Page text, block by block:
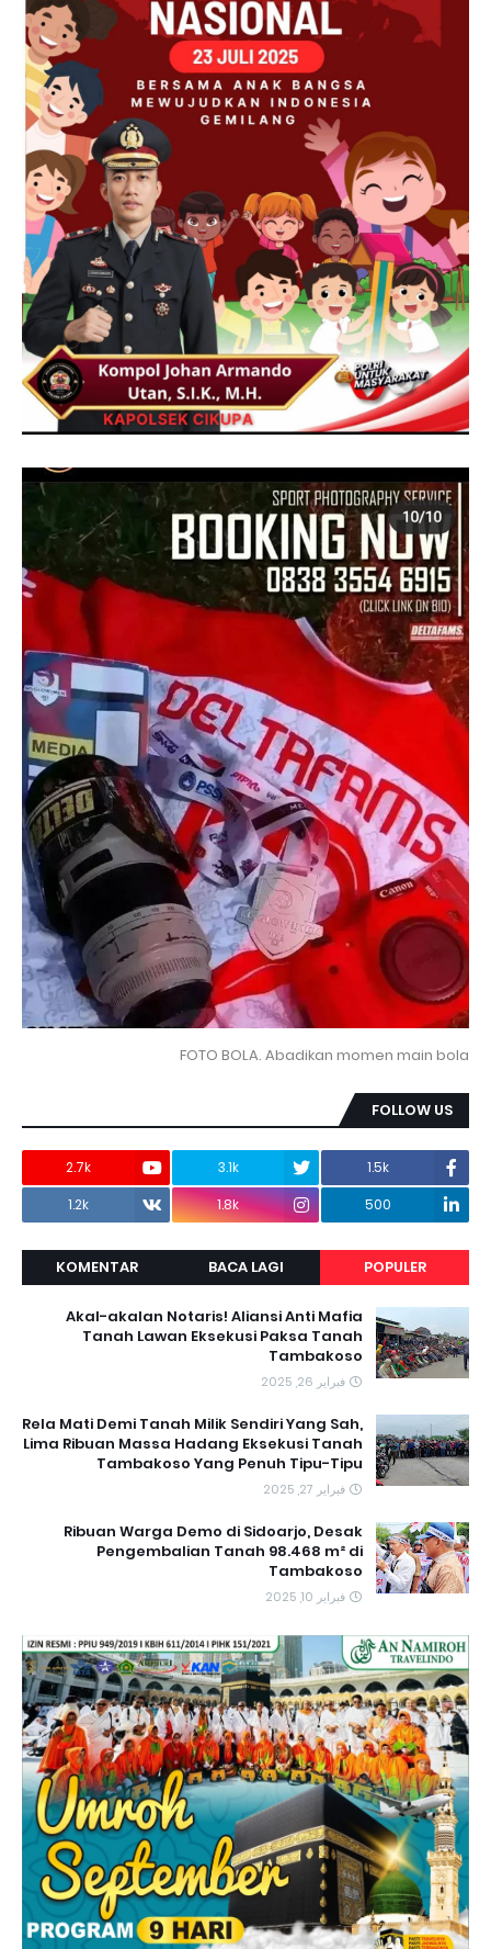
FOTO BOLA. Abadikan momen main bola
FOLLOW US
1.5k
3.1k
2.7k
500
1.8k
1.2k
POPULER
BACA LAGI
KOMENTAR
Akal-akalan Notaris! Aliansi Anti Mafia
Tanah Lawan Eksekusi Paksa Tanah
Tambakoso
فبراير 26, 2025
Rela Mati Demi Tanah Milik Sendiri Yang Sah,
Lima Ribuan Massa Hadang Eksekusi Tanah
Tambakoso Yang Penuh Tipu-Tipu
فبراير 27, 2025
Ribuan Warga Demo di Sidoarjo, Desak
Pengembalian Tanah 98.468 m² di
Tambakoso
فبراير 10, 2025